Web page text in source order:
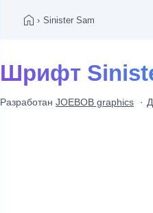
› Sinister Sam
Шрифт
Разработан JOEBOB graphics